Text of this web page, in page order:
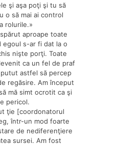
şi aşa poţi şi tu să
o să mai ai control
rolurile.»
aproape toate
egoul s-ar fi dat la o
nişte porţi. Toate
ca un fel de praf
astfel să percep
regăsire. Am început
mă simt ocrotit ca şi
pericol.
ţie [coordonatorul
într-un mod foarte
de nediferenţiere
sursei. Am fost